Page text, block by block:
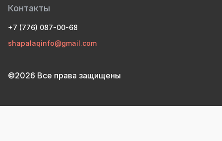
Контакты
+7 (776) 087-00-68
shapalaqinfo@gmail.com
©2026 Все права защищены